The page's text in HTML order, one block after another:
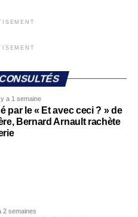
y a 1 semaine
par le « Et avec ceci ? » de
Bernard Arnault rachète
2 semaines